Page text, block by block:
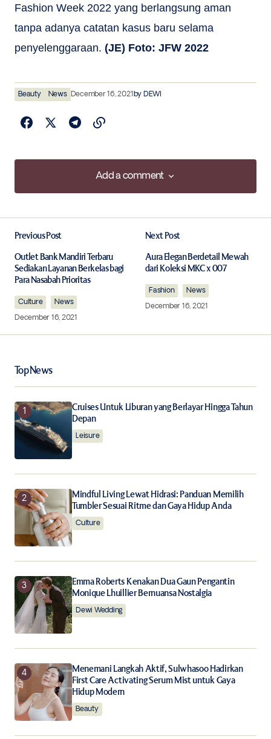
Fashion Week 2022 yang berlangsung aman
tanpa adanya catatan kasus baru selama
penyelenggaraan. (JE) Foto: JFW 2022
Beauty News December 16, 2021by DEWI
Add a comment
Add a comment
Required fields are marked*
Your Name
Your E-mail*
Save my name, email, and website in this browser for
the next time I comment.
Notify me of new posts by email.
Submit Comment
Previous Post
Outlet Bank Mandiri Terbaru
Sediakan Layanan Berkelas bagi
Para Nasabah Prioritas
Culture
News
December 16, 2021
Next Post
Aura Elegan Berdetail Mewah
dari Koleksi MKC x 007
Fashion
News
December 16, 2021
Top News
Cruises Untuk Liburan yang Berlayar Hingga Tahun
Depan
Leisure
Mindful Living Lewat Hidrasi: Panduan Memilih
Tumbler Sesuai Ritme dan Gaya Hidup Anda
Culture
Emma Roberts Kenakan Dua Gaun Pengantin
Monique Lhuillier Bernuansa Nostalgia
Dewi Wedding
Menemani Langkah Aktif, Sulwhasoo Hadirkan
First Care Activating Serum Mist untuk Gaya
Hidup Modern
Beauty